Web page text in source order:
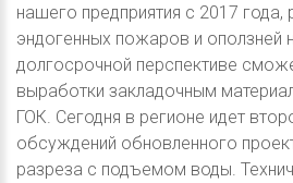
нашего предприятия с 2017
эндогенных пожаров и оползней
долгосрочной перспективе
выработки закладочным
ГОК. Сегодня в регионе идет
обсуждений обновленного
разреза с подъемом воды.